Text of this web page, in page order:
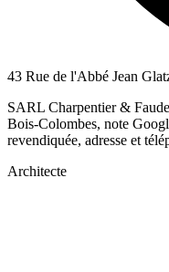
43 Rue de l'Abbé Jean
SARL Charpentier &
Bois-Colombes, note
revendiquée, adresse et
Architecte